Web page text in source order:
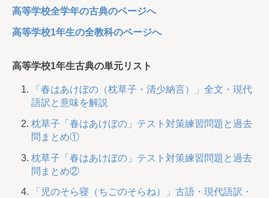
高等学校全学年の古典のページへ
高等学校1年生の全教科のページへ
高等学校1年生古典の単元リスト
「春はあけぼの（枕草子・清少納言）」全文・現代
語訳と意味を解説
枕草子「春はあけぼの」テスト対策練習問題と過去
問まとめ①
枕草子「春はあけぼの」テスト対策練習問題と過去
問まとめ②
「児のそら寝（ちごのそらね）」古語・現代語訳・